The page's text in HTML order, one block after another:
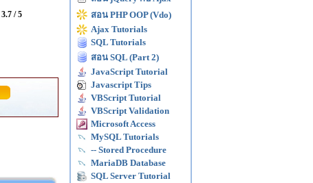
3.7 / 5
สอน PHP OOP (Vdo)
Ajax Tutorials
SQL Tutorials
สอน SQL (Part 2)
JavaScript Tutorial
Javascript Tips
VBScript Tutorial
VBScript Validation
Microsoft Access
MySQL Tutorials
-- Stored Procedure
MariaDB Database
SQL Server Tutorial